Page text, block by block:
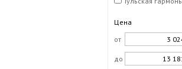
Цена
от
до